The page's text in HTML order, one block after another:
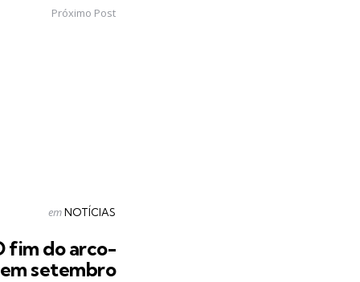
Próximo Post
Postado
emNOTÍCIAS
fim do arco-
setembro